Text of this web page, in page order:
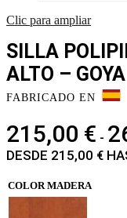
Clic para ampliar
SILLA
ALTO – GOYA
FABRICADO EN
215,00 € -
DESDE 215,00 €
COLOR MADERA